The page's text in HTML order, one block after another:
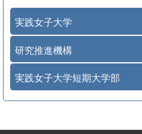
実践女子大学
研究推進機構
実践女子大学短期大学部